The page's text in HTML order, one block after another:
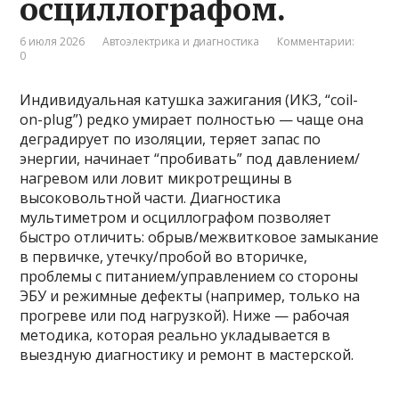
осциллографом.
6 июля 2026 Автоэлектрика и диагностика
Комментарии:
0
Индивидуальная катушка зажигания (ИКЗ, “coil-
on-plug”) редко умирает полностью — чаще она
деградирует по изоляции, теряет запас по
энергии, начинает “пробивать” под давлением/
нагревом или ловит микротрещины в
высоковольтной части. Диагностика
мультиметром и осциллографом позволяет
быстро отличить: обрыв/межвитковое замыкание
в первичке, утечку/пробой во вторичке,
проблемы с питанием/управлением со стороны
ЭБУ и режимные дефекты (например, только на
прогреве или под нагрузкой). Ниже — рабочая
методика, которая реально укладывается в
выездную диагностику и ремонт в мастерской.